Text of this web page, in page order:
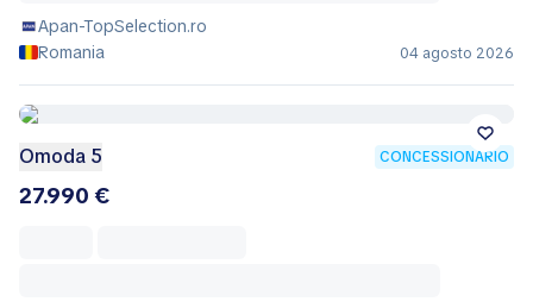
Apan-TopSelection.ro
Romania
04 agosto 2026
Omoda 5 CONCESSIONARIO
27.990 €